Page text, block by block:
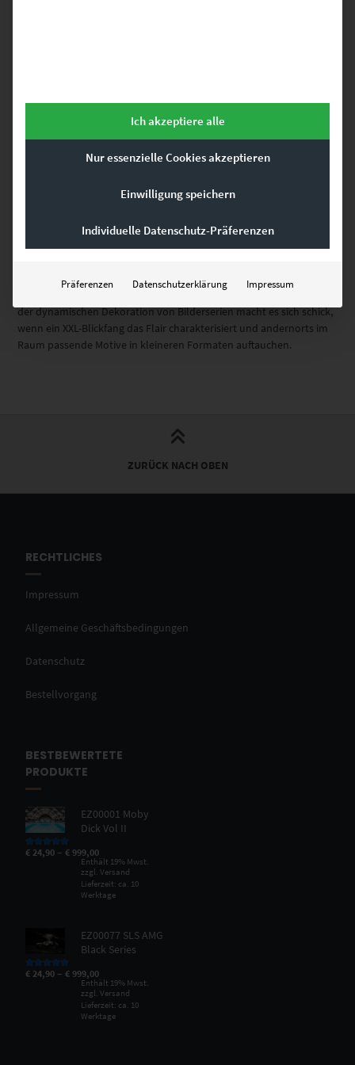
wunderbar zueinander passen. Jedes Leinwandbild serviert
spannende Entdeckungen am Himmel und ist im Großraum
Stuttgart entstanden.
aufhängen – fertig!
Lieblingsfoto aus. Neben der Präsentation als Leinwandbilder,
Poster und Acrylglas-Kunstwerke bieten wir diverse Größen an. Bei
der dynamischen Dekoration von Bilderserien macht es sich schick,
wenn ein XXL-Blickfang das Flair charakterisiert und andernorts im
Raum passende Motive in kleineren Formaten auftauchen.
ZURÜCK NACH OBEN
RECHTLICHES
Impressum
Allgemeine Geschäftsbedingungen
Datenschutz
Bestellvorgang
BESTBEWERTETE
PRODUKTE
EZ00001 Moby
Dick Vol II
Bewertet mit
von 5
€ 24,90 –€ 999,00
Enthält 19% Mwst.
zzgl.Versand
Lieferzeit: ca. 10
Werktage
EZ00077 SLS AMG
Black Series
Bewertet mit
von 5
€ 24,90 –€ 999,00
Enthält 19% Mwst.
zzgl.Versand
Lieferzeit: ca. 10
Werktage
Ich akzeptiere alle
Nur essenzielle Cookies akzeptieren
Einwilligung speichern
Individuelle Datenschutz-Präferenzen
Präferenzen Datenschutzerklärung Impressum